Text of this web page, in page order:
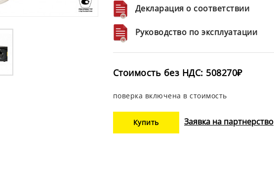
Декларация о соответствии
Руководство по эксплуатации
Стоимость без НДС: 508270₽
поверка включена в стоимость
Купить Заявка на партнерство